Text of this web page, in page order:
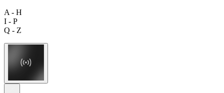
A - H
I - P
Q - Z